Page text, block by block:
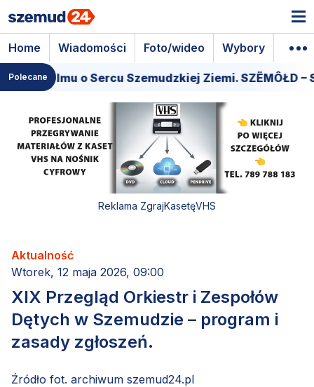
Home Wiadomości Foto/wideo Wybory
Polecane
filmu o Sercu Szemudzkiej Ziemi. SZËMÔŁD – SERCE
Reklama ZgrajKasetęVHS
Aktualność
Wtorek, 12 maja 2026, 09:00
XIX Przegląd Orkiestr i Zespołów
Dętych w Szemudzie – program i
zasady zgłoszeń.
Źródło fot. archiwum szemud24.pl